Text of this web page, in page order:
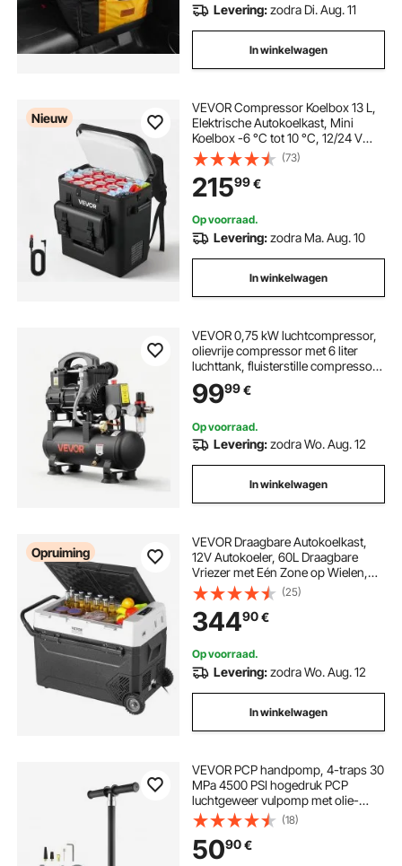
Levering:zodra Di. Aug. 11
In winkelwagen
Nieuw
VEVOR Compressor Koelbox 13 L,
Elektrische Autokoelkast, Mini
Koelbox -6 °C tot 10 °C, 12/24 V
DC, Draagbare Reiskoelkast voor
Kamperen, Reizen, Auto,
Vrachtwagen, Camper, SUV en
Boot
(73)
21599€
Op voorraad.
Levering:zodra Ma. Aug. 10
In winkelwagen
VEVOR 0,75 kW luchtcompressor,
olievrije compressor met 6 liter
luchttank, fluisterstille compressor
met een capaciteit van 71 l/min bij
6,2 bar en max. 8 bar, robuuste
en handgreep voor werkplaats en
doe-het-zelf.
9999€
Op voorraad.
Levering:zodra Wo. Aug. 12
In winkelwagen
Opruiming
VEVOR Draagbare Autokoelkast,
12V Autokoeler, 60L Draagbare
Vriezer met Eén Zone op Wielen,
Instelbaar van -20 tot 20 °C,
Compressorkoeler voor Thuis,
Buiten, Camping, Camper, Auto
(25)
34490€
Op voorraad.
Levering:zodra Wo. Aug. 12
In winkelwagen
VEVOR PCP handpomp, 4-traps 30
MPa 4500 PSI hogedruk PCP
luchtgeweer vulpomp met olie-
vochtigheidsfilter en drukmeter,
roestvrij staal voor luchtgeweren,
duikflessen, paintballbanden
(18)
5090€